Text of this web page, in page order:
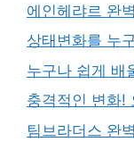
에인헤랴르 완
상태변화를 누
누구나 쉽게 배
충격적인 변화!
팀브라더스 완